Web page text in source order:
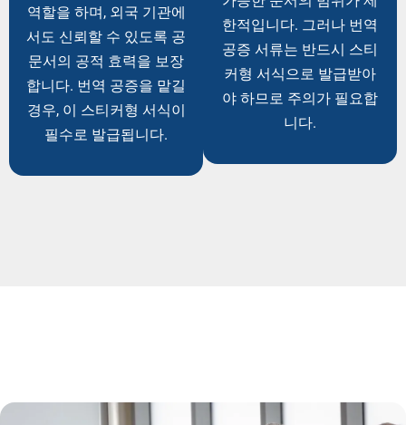
역할을 하며, 외국 기관에
서도 신뢰할 수 있도록 공
문서의 공적 효력을 보장
합니다. 번역 공증을 맡길
경우, 이 스티커형 서식이
필수로 발급됩니다.
한적입니다. 그러나 번역
공증 서류는 반드시 스티
커형 서식으로 발급받아
야 하므로 주의가 필요합
니다.